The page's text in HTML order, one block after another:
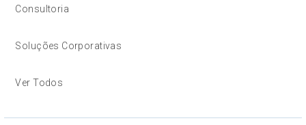
Consultoria
Soluções Corporativas
Ver Todos